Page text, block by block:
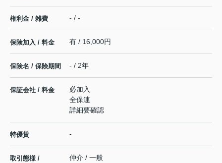
権利金 / 雑費 - / -
保険加入 / 料金 有 / 16,000円
保険名 / 保険期間 - / 2年
保証会社 / 料金
必加入
全保連
詳細要確認
特優賃 -
取引態様 /
仲介 / 一般